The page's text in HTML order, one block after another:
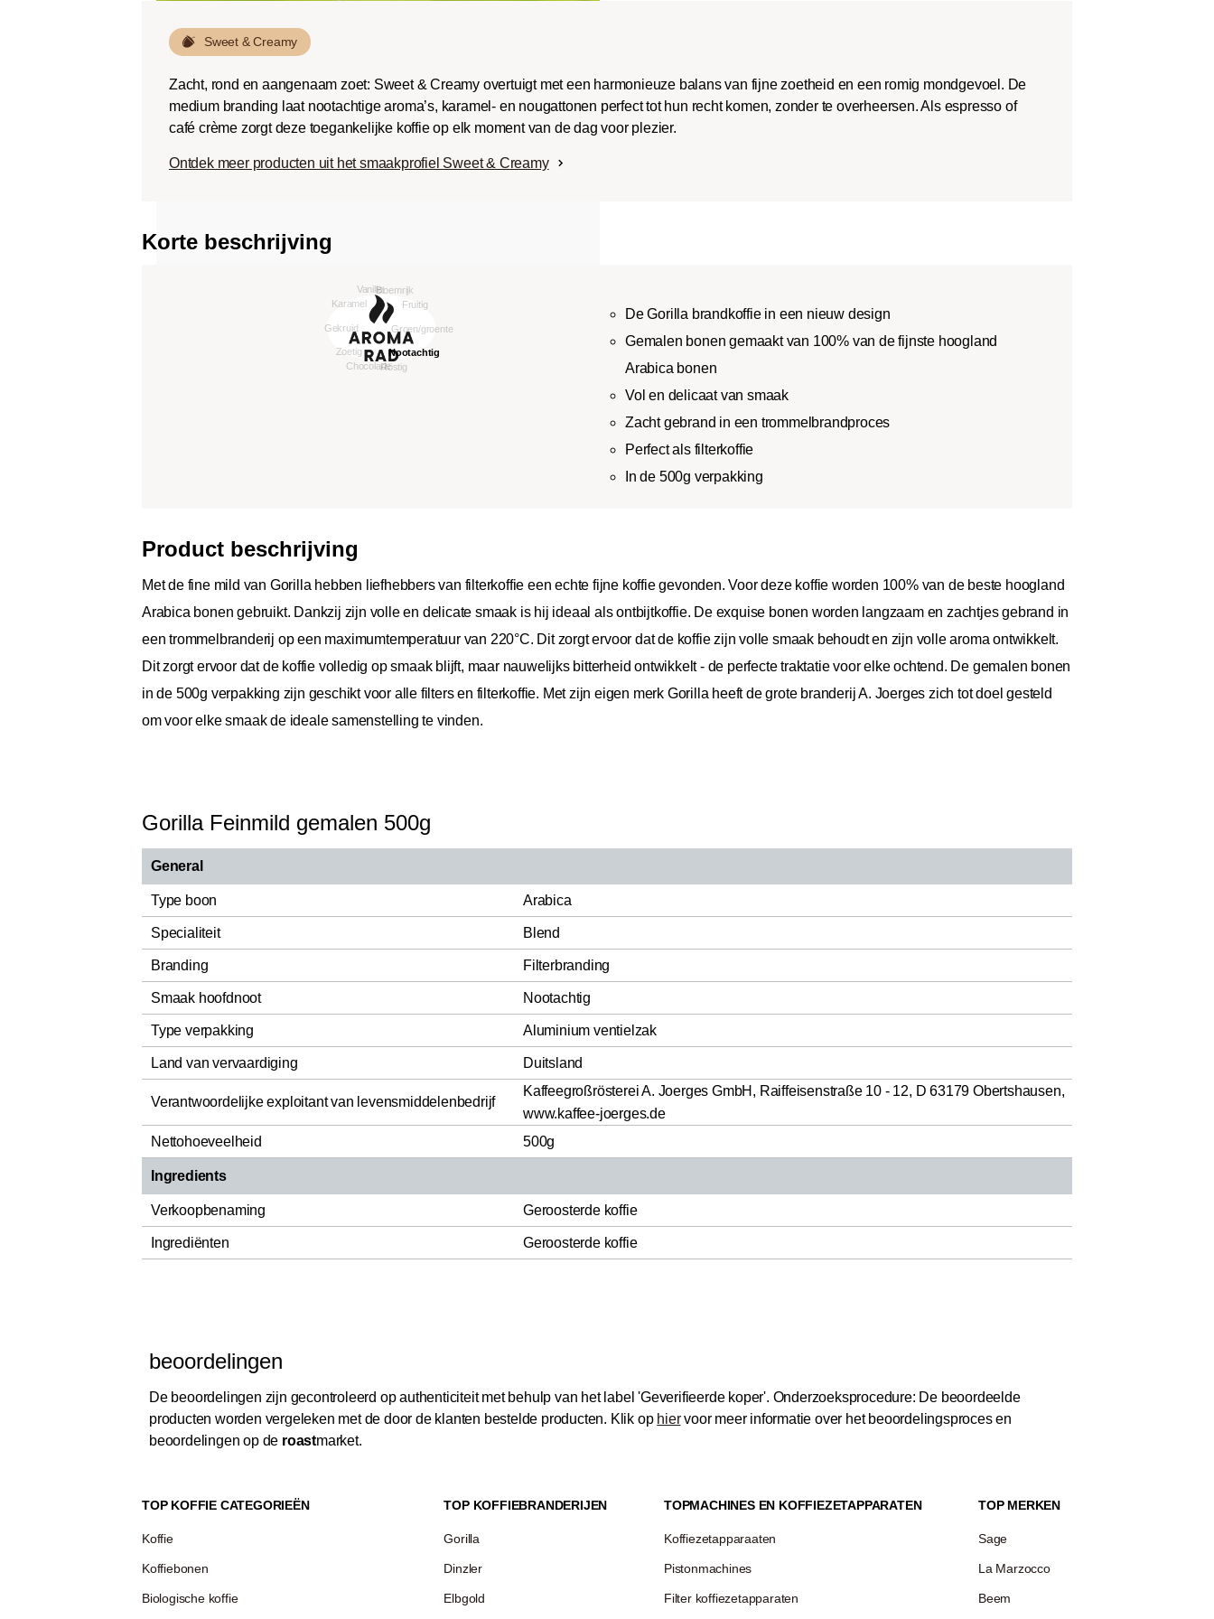
Sweet & Creamy
Zacht, rond en aangenaam zoet: Sweet & Creamy overtuigt met een harmonieuze balans van fijne zoetheid en een romig mondgevoel. De
medium branding laat nootachtige aroma’s, karamel- en nougattonen perfect tot hun recht komen, zonder te overheersen. Als espresso of
café crème zorgt deze toegankelijke koffie op elk moment van de dag voor plezier.
Ontdek meer producten uit het smaakprofiel Sweet & Creamy
Korte beschrijving
De Gorilla brandkoffie in een nieuw design
Gemalen bonen gemaakt van 100% van de fijnste hoogland
Arabica bonen
Vol en delicaat van smaak
Zacht gebrand in een trommelbrandproces
Perfect als filterkoffie
In de 500g verpakking
Product beschrijving
Met de fine mild van Gorilla hebben liefhebbers van filterkoffie een echte fijne koffie gevonden. Voor deze koffie worden 100% van de beste hoogland
Arabica bonen gebruikt. Dankzij zijn volle en delicate smaak is hij ideaal als ontbijtkoffie. De exquise bonen worden langzaam en zachtjes gebrand in
een trommelbranderij op een maximumtemperatuur van 220°C. Dit zorgt ervoor dat de koffie zijn volle smaak behoudt en zijn volle aroma ontwikkelt.
Dit zorgt ervoor dat de koffie volledig op smaak blijft, maar nauwelijks bitterheid ontwikkelt - de perfecte traktatie voor elke ochtend. De gemalen bonen
in de 500g verpakking zijn geschikt voor alle filters en filterkoffie. Met zijn eigen merk Gorilla heeft de grote branderij A. Joerges zich tot doel gesteld
om voor elke smaak de ideale samenstelling te vinden.
Gorilla Feinmild gemalen 500g
General
Type boon Arabica
Specialiteit Blend
Branding Filterbranding
Smaak hoofdnoot Nootachtig
Type verpakking Aluminium ventielzak
Land van vervaardiging Duitsland
Verantwoordelijke exploitant van levensmiddelenbedrijf
Kaffeegroßrösterei A. Joerges GmbH, Raiffeisenstraße 10 - 12, D 63179 Obertshausen,
www.kaffee-joerges.de
Nettohoeveelheid
500g
Ingredients
Verkoopbenaming Geroosterde koffie
Ingrediënten Geroosterde koffie
beoordelingen
De beoordelingen zijn gecontroleerd op authenticiteit met behulp van het label 'Geverifieerde koper'. Onderzoeksprocedure: De beoordeelde
producten worden vergeleken met de door de klanten bestelde producten. Klik op hiervoor meer informatie over het beoordelingsproces en
beoordelingen op de roastmarket.
TOP KOFFIE CATEGORIEËN
Koffie
Koffiebonen
Biologische koffie
TOP KOFFIEBRANDERIJEN
Gorilla
Dinzler
Elbgold
TOPMACHINES EN KOFFIEZETAPPARATEN
Koffiezetapparaaten
Pistonmachines
Filter koffiezetapparaten
TOP MERKEN
Sage
La Marzocco
Beem